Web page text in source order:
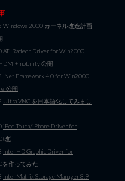
Windows 2000 カーネル改造計画
ATI Radeon Driver for Win2000
公開
.Net Framework 4.0 for Win2000
公開
Ultra VNC を日本語化してみまし
iPod Touch/iPhone Driver for
改)
Intel HD Graphic Driver for
作ってみた
Intel Matrix Storage Manager 8.9